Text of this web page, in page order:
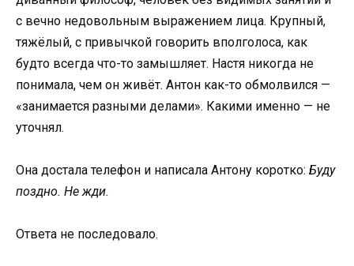
с вечно недовольным выражением лица. Крупный,
тяжёлый, с привычкой говорить вполголоса, как
будто всегда что-то замышляет. Настя никогда не
понимала, чем он живёт. Антон как-то обмолвился —
«занимается разными делами». Какими именно — не
уточнял.
Она достала телефон и написала Антону коротко: Буду
поздно. Не жди.
Ответа не последовало.